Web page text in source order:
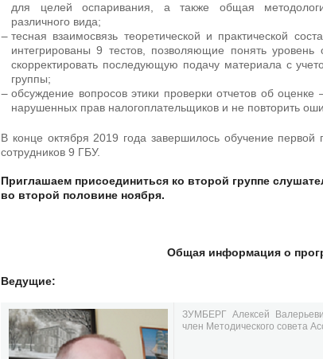
для целей оспаривания, а также общая
различного вида;
тесная взаимосвязь теоретической и практической
интегрированы 9 тестов, позволяющие понять
скорректировать последующую подачу материала с
группы;
обсуждение вопросов этики проверки отчетов об оценке
нарушенных прав налогоплательщиков и не повторить
В конце октября 2019 года завершилось обучение
сотрудников 9 ГБУ.
Приглашаем присоединиться ко второй группе
во второй половине ноября.
Общая информация о
Ведущие:
ЗУМБЕРГ Алексей
член Методического совета